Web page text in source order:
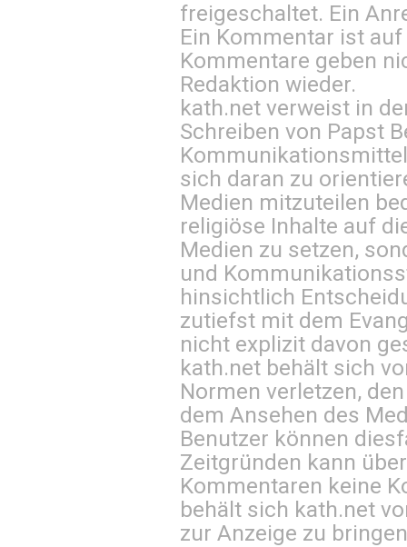
freigeschaltet. Ein
Ein Kommentar ist
Kommentare geben
Redaktion wieder.
kath.net verweist in
Schreiben von Papst
sich daran zu
Medien mitzuteilen
religiöse Inhalte auf
Medien zu setzen,
und
hinsichtlich
zutiefst mit dem
nicht explizit davon
kath.net behält sich
Normen verletzen,
dem Ansehen des
Benutzer können
Zeitgründen kann
Kommentaren keine
behält sich kath.net
zur Anzeige zu